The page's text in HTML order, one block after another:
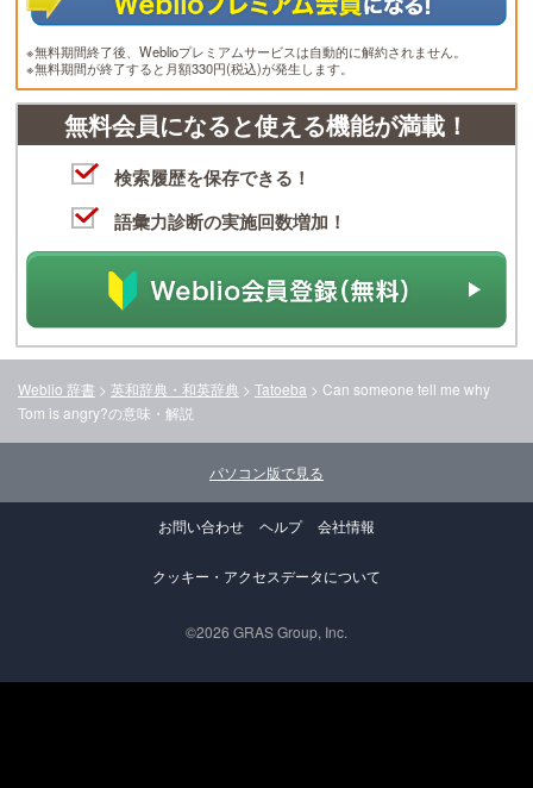
※無料期間終了後、Weblioプレミアムサービスは自動的に解約されません。
※無料期間が終了すると月額330円(税込)が発生します。
無料会員になると使える機能が満載！
検索履歴を保存できる！
語彙力診断の実施回数増加！
Weblio 辞書 > 英和辞典・和英辞典 > Tatoeba > Can someone tell me why
Tom is angry?の意味・解説
パソコン版で見る
お問い合わせ ヘルプ 会社情報
クッキー・アクセスデータについて
©2026 GRAS Group, Inc.